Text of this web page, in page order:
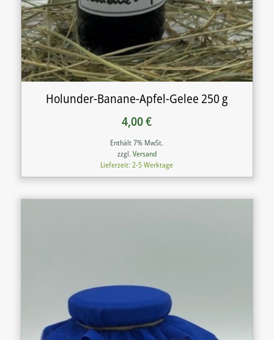
Holunder-Banane-Apfel-Gelee 250 g
4,00€
Enthält 7% MwSt.
zzgl. Versand
Lieferzeit: 2-5 Werktage